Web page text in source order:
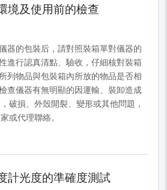
境及使用前的檢查
器的包裝后，請對照裝箱單對儀器的
進行認真清點、驗收，仔細核對裝箱
列物品與包裝箱內所放的物品是否相
查儀器有無明顯的因運輸、裝卸造成
破損、外殼開裂、變形或其他問題，
或代理聯絡。
計光度的準確度測試